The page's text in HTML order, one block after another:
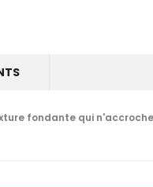
fondante qui